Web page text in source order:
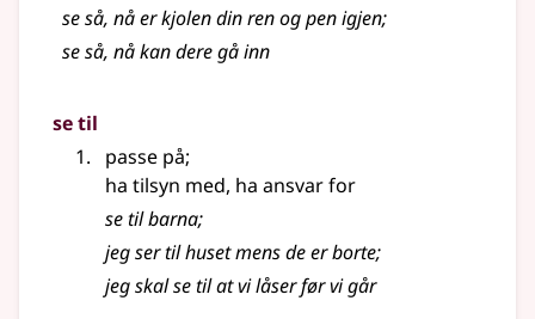
se så, nå er kjolen din ren og pen igjen;
se så, nå kan dere gå inn
se til
passe på;
ha tilsyn med, ha ansvar for
se til barna;
jeg ser til huset mens de er borte;
jeg skal se til at vi låser før vi går